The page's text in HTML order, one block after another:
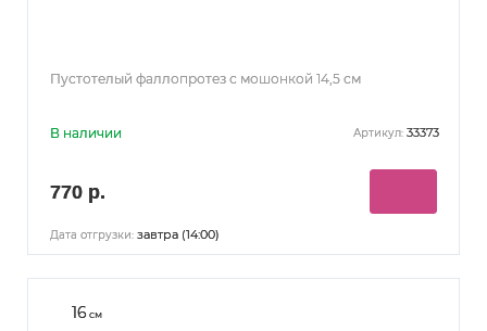
Пустотелый фаллопротез с мошонкой 14,5 см
В наличии Артикул: 33373
770 р.
Дата отгрузки: завтра (14:00)
16 см